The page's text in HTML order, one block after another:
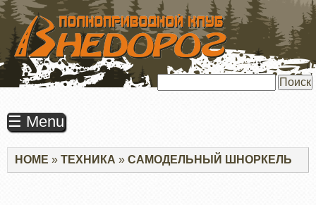
ПЕРЕЙТИ
ОСНОВНОМУ
СОДЕРЖАНИЮ
☰ Menu
Строка
навигации
HOME ТЕХНИКА САМОДЕЛЬНЫЙ ШНОРКЕЛЬ